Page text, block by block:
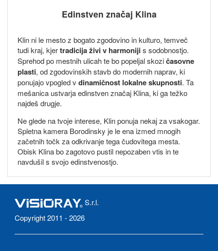
Edinstven značaj Klina
Klin ni le mesto z bogato zgodovino in kulturo, temveč
tudi kraj, kjertradicija živi v harmonijis sodobnostjo.
Sprehod po mestnih ulicah te bo popeljal skozičasovne
plasti, od zgodovinskih stavb do modernih naprav, ki
ponujajo vpogled v dinamičnost lokalne skupnosti. Ta
mešanica ustvarja edinstven značaj Klina, ki ga težko
najdeš drugje.
Ne glede na tvoje interese, Klin ponuja nekaj za vsakogar.
Spletna kamera Borodinsky je le ena izmed mnogih
začetnih točk za odkrivanje tega čudovitega mesta.
Obisk Klina bo zagotovo pustil nepozaben vtis in te
navdušil s svojo edinstvenostjo.
S.r.l.
Copyright 2011 - 2026